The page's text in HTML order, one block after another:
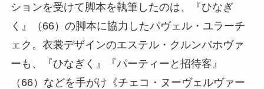
ションを受けて脚本を執筆したのは、『ひなぎ
く』（66）の脚本に協力したパヴェル・ユラーチ
ェク。衣裳デザインのエステル・クルンバホヴァ
ーも、『ひなぎく』『パーティーと招待客』
（66）などを手がけ《チェコ・ヌーヴェルヴァー